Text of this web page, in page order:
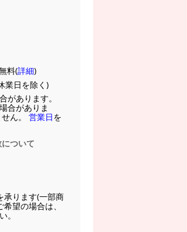
料(詳細)
業日を除く)
があります。
合がありま
ん。 営業日を
ついて
承ります(一部商
望の場合は、
。